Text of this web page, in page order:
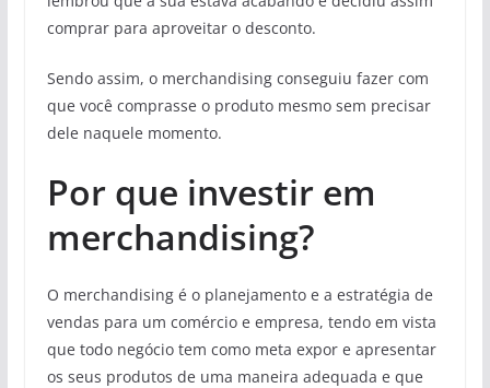
comprar para aproveitar o desconto.
Sendo assim, o merchandising conseguiu fazer com
que você comprasse o produto mesmo sem precisar
dele naquele momento.
Por que investir em
merchandising?
O merchandising é o planejamento e a estratégia de
vendas para um comércio e empresa, tendo em vista
que todo negócio tem como meta expor e apresentar
os seus produtos de uma maneira adequada e que